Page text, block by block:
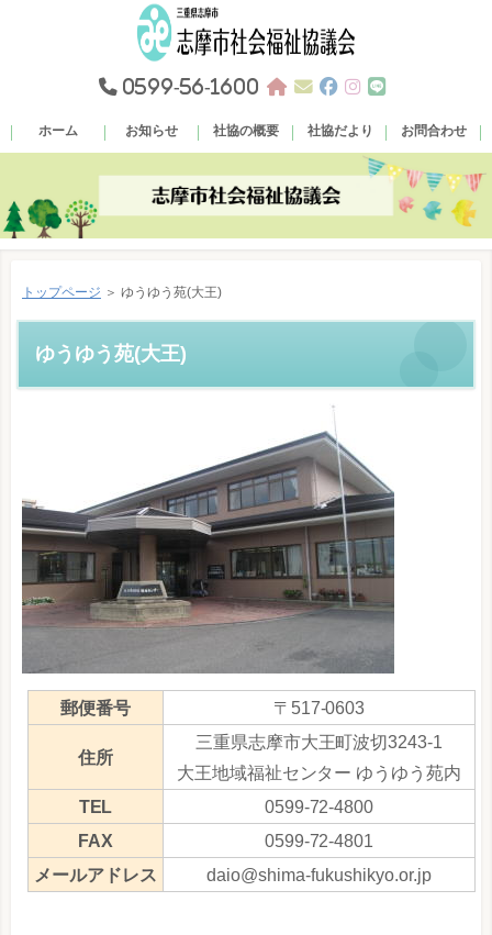
0599-56-1600
ホーム お知らせ 社協の概要 社協だより お問合わせ
トップページ ＞ ゆうゆう苑(大王)
ゆうゆう苑(大王)
郵便番号 〒517-0603
住所
三重県志摩市大王町波切3243-1
大王地域福祉センター ゆうゆう苑内
TEL
0599-72-4800
FAX
0599-72-4801
メールアドレス
daio@shima-fukushikyo.or.jp